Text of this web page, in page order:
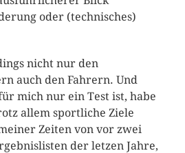
oder (technisches)
nicht nur den
auch den Fahrern. Und
mich nur ein Test ist, habe
allem sportliche Ziele
Zeiten von vor zwei
der letzen Jahre,